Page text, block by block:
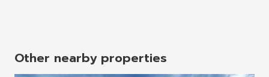
Other nearby properties